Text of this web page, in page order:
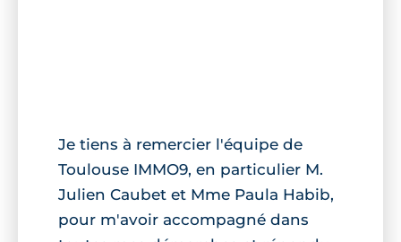
Je tiens à remercier l'équipe de
Toulouse IMMO9, en particulier M.
Julien Caubet et Mme Paula Habib,
pour m'avoir accompagné dans